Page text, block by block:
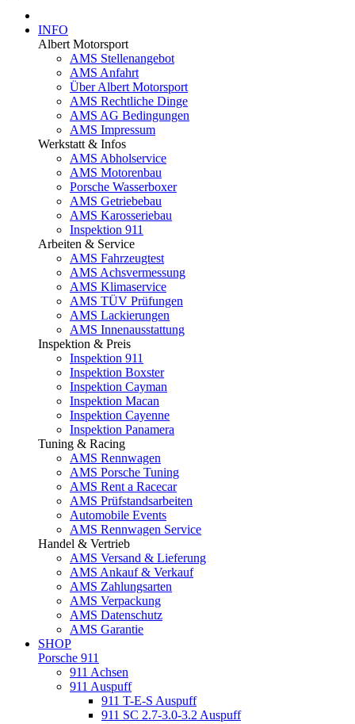
INFO
Albert Motorsport
AMS Stellenangebot
AMS Anfahrt
Über Albert Motorsport
AMS Rechtliche Dinge
AMS AG Bedingungen
AMS Impressum
Werkstatt & Infos
AMS Abholservice
AMS Motorenbau
Porsche Wasserboxer
AMS Getriebebau
AMS Karosseriebau
Inspektion 911
Arbeiten & Service
AMS Fahrzeugtest
AMS Achsvermessung
AMS Klimaservice
AMS TÜV Prüfungen
AMS Lackierungen
AMS Innenausstattung
Inspektion & Preis
Inspektion 911
Inspektion Boxster
Inspektion Cayman
Inspektion Macan
Inspektion Cayenne
Inspektion Panamera
Tuning & Racing
AMS Rennwagen
AMS Porsche Tuning
AMS Rent a Racecar
AMS Prüfstandsarbeiten
Automobile Events
AMS Rennwagen Service
Handel & Vertrieb
AMS Versand & Lieferung
AMS Ankauf & Verkauf
AMS Zahlungsarten
AMS Verpackung
AMS Datenschutz
AMS Garantie
SHOP
Porsche 911
911 Achsen
911 Auspuff
911 T-E-S Auspuff
911 SC 2.7-3.0-3.2 Auspuff